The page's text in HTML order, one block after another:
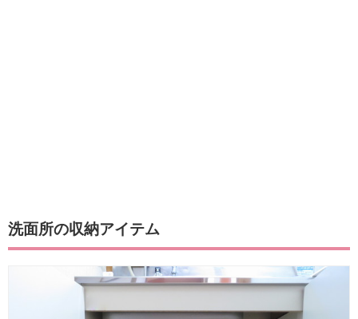
洗面所の収納アイテム